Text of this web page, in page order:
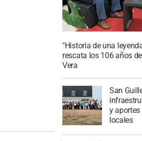
"Historia de una
rescata los 106 años
Vera
San
y
locales